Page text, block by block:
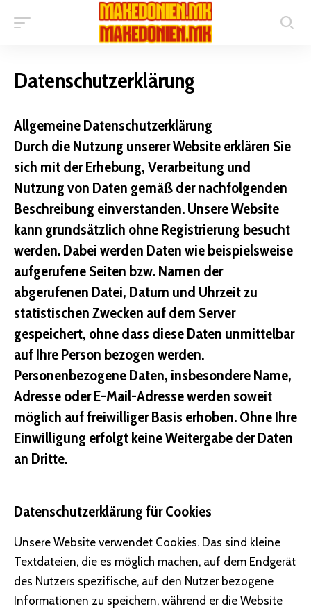
Datenschutzerklärung
Allgemeine Datenschutzerklärung
Durch die Nutzung unserer Website erklären Sie
sich mit der Erhebung, Verarbeitung und
Nutzung von Daten gemäß der nachfolgenden
Beschreibung einverstanden. Unsere Website
kann grundsätzlich ohne Registrierung besucht
werden. Dabei werden Daten wie beispielsweise
aufgerufene Seiten bzw. Namen der
abgerufenen Datei, Datum und Uhrzeit zu
statistischen Zwecken auf dem Server
gespeichert, ohne dass diese Daten unmittelbar
auf Ihre Person bezogen werden.
Personenbezogene Daten, insbesondere Name,
Adresse oder E-Mail-Adresse werden soweit
möglich auf freiwilliger Basis erhoben. Ohne Ihre
Einwilligung erfolgt keine Weitergabe der Daten
an Dritte.
Datenschutzerklärung für Cookies
Unsere Website verwendet Cookies. Das sind kleine
Textdateien, die es möglich machen, auf dem Endgerät
des Nutzers spezifische, auf den Nutzer bezogene
Informationen zu speichern, während er die Website